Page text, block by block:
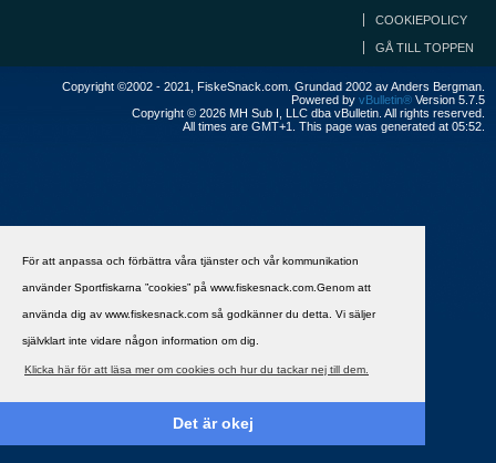
För att anpassa och förbättra våra tjänster och vår kommunikation
använder Sportfiskarna ”cookies” på www.fiskesnack.com.Genom att
använda dig av www.fiskesnack.com så godkänner du detta. Vi säljer
självklart inte vidare någon information om dig.
Klicka här för att läsa mer om cookies och hur du tackar nej till dem.
Det är okej
COOKIEPOLICY
GÅ TILL TOPPEN
Copyright ©2002 - 2021, FiskeSnack.com. Grundad 2002 av Anders Bergman.
Powered by vBulletin® Version 5.7.5
Copyright © 2026 MH Sub I, LLC dba vBulletin. All rights reserved.
All times are GMT+1. This page was generated at 05:52.